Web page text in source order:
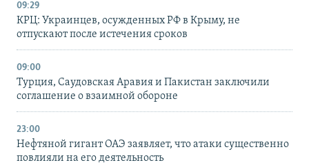
09:29
КРЦ: Украинцев, осужденных РФ в Крыму, не
отпускают после истечения сроков
09:00
Турция, Саудовская Аравия и Пакистан заключили
соглашение о взаимной обороне
23:00
Нефтяной гигант ОАЭ заявляет, что атаки существенно
повлияли на его деятельность